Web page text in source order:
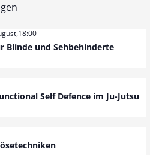
Blinde und Sehbehinderte
Self Defence im Ju-Jutsu